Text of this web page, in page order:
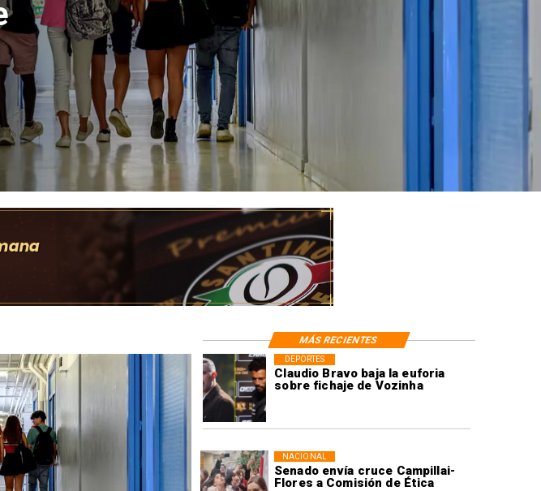
Claudio Bravo baja la euforia
sobre fichaje de Vozinha
DEPORTES
Senado envía cruce Campillai-
Flores a Comisión de Ética
NACIONAL
MÁS RECIENTES